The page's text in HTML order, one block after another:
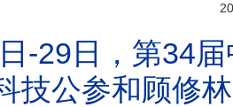
日，第34届
技公参和顾修